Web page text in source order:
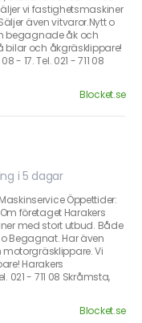
vi fastighetsmaskiner
även vitvaror.Nytt o
begagnade åk och
bilar och åkgräsklippare!
- 17. Tel. 021 - 711 08
Blocket.se
i 5 dagar
Öppettider:
Om företaget Harakers
med stort utbud. Både
Begagnat. Har även
Vi
Harakers
021 - 711 08 Skråmsta,
Blocket.se